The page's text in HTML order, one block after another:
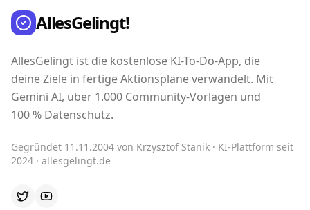
AllesGelingt!
AllesGelingt ist die kostenlose KI-To-Do-App, die
deine Ziele in fertige Aktionspläne verwandelt. Mit
Gemini AI, über 1.000 Community-Vorlagen und
100 % Datenschutz.
Gegründet 11.11.2004 von Krzysztof Stanik · KI-Plattform seit
2024 · allesgelingt.de